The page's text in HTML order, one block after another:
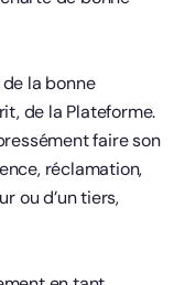
la bonne
de la Plateforme.
faire son
réclamation,
ou d’un tiers,